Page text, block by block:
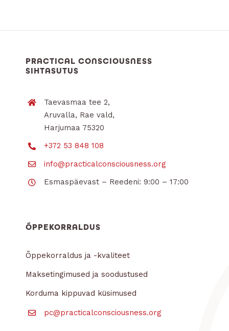
PRACTICAL CONSCIOUSNESS
SIHTASUTUS
Taevasmaa tee 2,
Aruvalla, Rae vald,
Harjumaa 75320
+372 53 848 108
info@practicalconsciousness.org
Esmaspäevast – Reedeni: 9:00 – 17:00
ÕPPEKORRALDUS
Õppekorraldus ja -kvaliteet
Maksetingimused ja soodustused
Korduma kippuvad küsimused
pc@practicalconsciousness.org